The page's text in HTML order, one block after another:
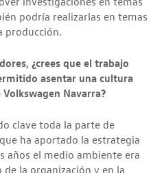
podría realizarlas en temas
producción.
¿crees que el trabajo
asentar una cultura
Navarra?
clave toda la parte de
ha aportado la estrategia
años el medio ambiente era
la organización y en la